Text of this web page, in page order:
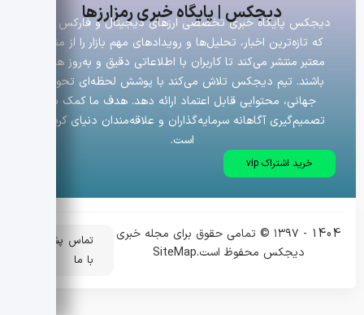
دیجکس | پایگاه خبری رمزارزها
دیجکس پایگاه خبری تخصصی ارزهای دیجیتال و فارکس است
که تازه‌ترین اخبار، تحلیل‌ها و رویدادهای مهم بازار را از منابع
معتبر منتشر می‌کند تا کاربران با اطلاعاتی دقیق و به‌روز همراه
باشند. تیم دیجکس تلاش می‌کند با پوشش لحظه‌ای تحولات
جهانی، محتوایی قابل اعتماد ارائه دهد. هدف ما کمک به
تصمیم‌گیری آگاهانه سرمایه‌گذاران و علاقه‌مندان دنیای کریپتو
است.
خرید اشتراک vip
1404 - ۱۳۹۷ © تمامی حقوق برای مجله خبری
دیجکس محفوظ است.SiteMap
تماس
با ما
پشتیبانی